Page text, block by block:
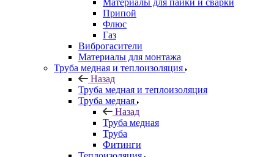
Материалы для пайки и сварки
Припой
Флюс
Газ
Виброгасители
Материалы для монтажа
Труба медная и теплоизоляция
Назад
Труба медная и теплоизоляция
Труба медная
Назад
Труба медная
Труба
Фитинги